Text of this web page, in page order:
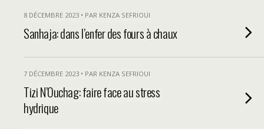
8 DÉCEMBRE 2023 • PAR KENZA SEFRIOUI
Sanhaja: dans l’enfer des fours à chaux
7 DÉCEMBRE 2023 • PAR KENZA SEFRIOUI
Tizi N’Ouchag: faire face au stress
hydrique